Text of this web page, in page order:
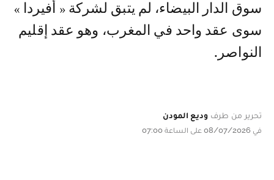
سوق الدار البيضاء، لم يتبق لشركة « أفيردا »
سوى عقد واحد في المغرب، وهو عقد إقليم
النواصر.
تحرير من طرف وديع المودن
في 08/07/2026 على الساعة 07:00